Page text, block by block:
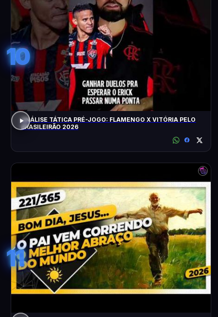
10
ANÁLISE TÁTICA PRÉ-JOGO: FLAMENGO X VITÓRIA PELO
BRASILEIRÃO 2026
11